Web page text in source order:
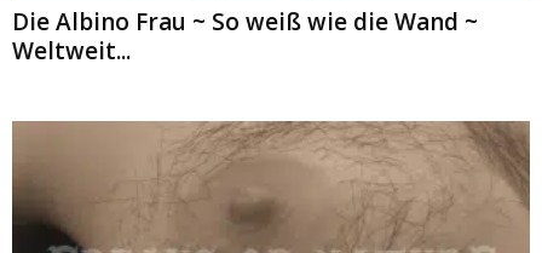
Die Albino Frau ~ So weiß wie die Wand ~
Weltweit...